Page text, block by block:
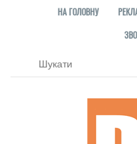
НА ГОЛОВНУ